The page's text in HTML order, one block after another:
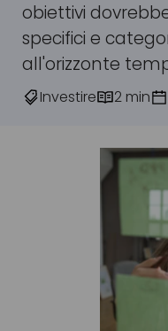
obiettivi
specifici e
all'orizzonte
Investire 2 min